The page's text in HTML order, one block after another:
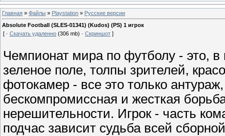
Главная » Файлы » Playstation » Русские версии
Absolute Football (SLES-01341) (Kudos) (PS) 1 игрок
[ · Скачать удаленно (306 mb) · Скриншот ]
Чемпионат мира по футболу - это,
зеленое поле, толпы зрителей,
фотокамер - все это только
бескомпромиссная и жесткая
нерешительности. Игрок - часть
подчас зависит судьба всей